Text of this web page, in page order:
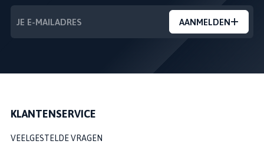
AANMELDEN
KLANTENSERVICE
VEELGESTELDE VRAGEN